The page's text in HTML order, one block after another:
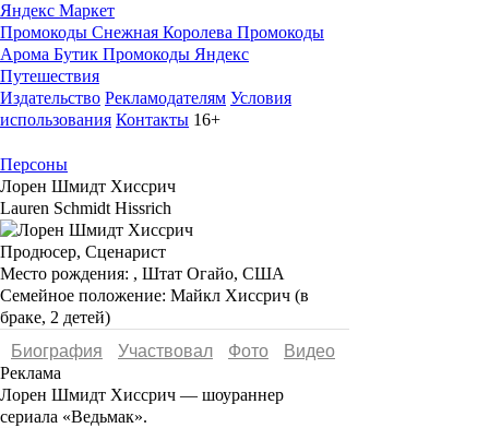
Яндекс Маркет
Промокоды Снежная Королева Промокоды
Арома Бутик Промокоды Яндекс
Путешествия
Издательство Рекламодателям Условия
использования Контакты 16+
Персоны
Лорен Шмидт Хиссрич
Lauren Schmidt Hissrich
Продюсер, Сценарист
Место рождения: , Штат Огайо, США
Семейное положение: Майкл Хиссрич (в
браке, 2 детей)
Биография
Участвовал Фото
Видеo
Реклама
Лорен Шмидт Хиссрич — шоураннер
сериала «Ведьмак».